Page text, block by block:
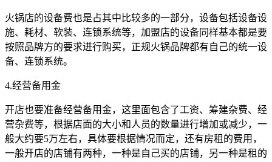
火锅店的设备费也是占其中比较多的一部分，设备包括设备设
施、耗材、软装、连锁系统等，加盟店的设备同样基本都是要
按照品牌方的要求进行购买，正规火锅品牌都有自己的统一设
备、连锁系统。
4.经营备用金
开店也要准备经营备用金，这里面包含了工资、筹建杂费、经
营杂费等，根据店面的大小和人员的数量进行增加或减少，一
般大约要5万左右，具体要根据情况而定，还有房租的费用，
一般开店的店铺有两种，一种是自己买的店铺，另一种是租的